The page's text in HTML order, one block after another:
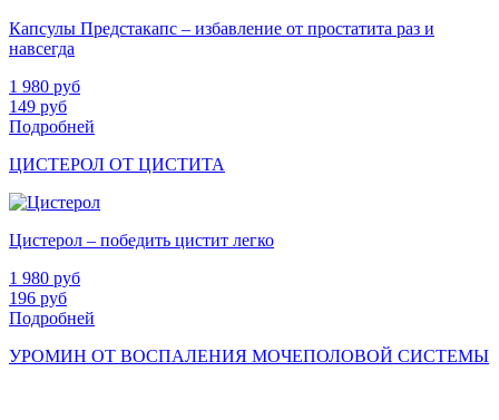
Капсулы Предстакапс – избавление от простатита раз и
навсегда
1 980 руб
149 руб
Подробней
ЦИСТЕРОЛ ОТ ЦИСТИТА
Цистерол – победить цистит легко
1 980 руб
196 руб
Подробней
УРОМИН ОТ ВОСПАЛЕНИЯ МОЧЕПОЛОВОЙ СИСТЕМЫ